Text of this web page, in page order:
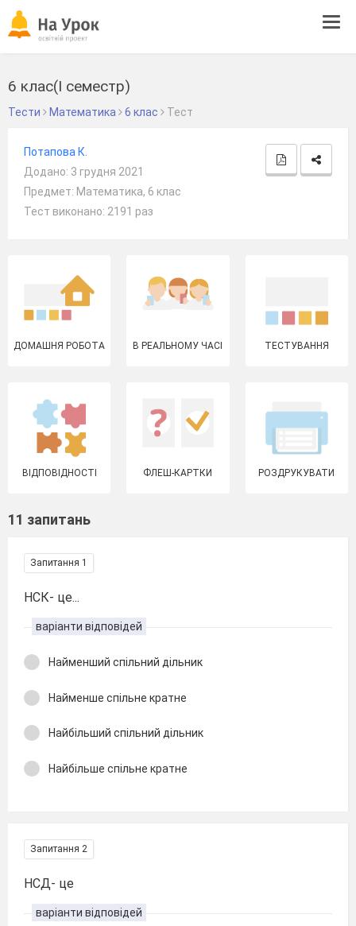
6 клас(І семестр)
Тести Математика 6 клас Тест
Потапова К.
Додано: 3 грудня 2021
Предмет: Математика, 6 клас
Тест виконано: 2191 раз
ДОМАШНЯ РОБОТА В РЕАЛЬНОМУ ЧАСІ ТЕСТУВАННЯ
ВІДПОВІДНОСТІ ФЛЕШ-КАРТКИ РОЗДРУКУВАТИ
11 запитань
Запитання 1
НСК- це...
варіанти відповідей
Найменший спільний дільник
Найменше спільне кратне
Найбільший спільний дільник
Найбільше спільне кратне
Запитання 2
НСД- це
варіанти відповідей